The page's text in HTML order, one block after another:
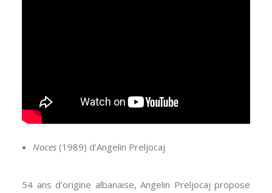
Noces (1989) d’Angelin Preljocaj
54 ans d’origine albanaise, Angelin Preljocaj propose